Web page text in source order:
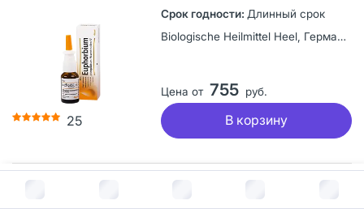
В корзину за руб.
25
Длинный срок
Biologische Heilmittel Heel, Германия
Цена от 755 руб.
В корзину
Остеохель С